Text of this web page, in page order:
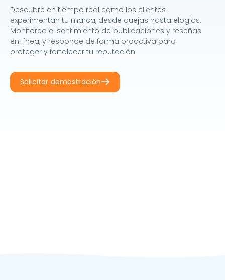
Descubre en tiempo real cómo los clientes
experimentan tu marca, desde quejas hasta elogios.
Monitorea el sentimiento de publicaciones y reseñas
en línea, y responde de forma proactiva para
proteger y fortalecer tu reputación.
Solicitar demostración